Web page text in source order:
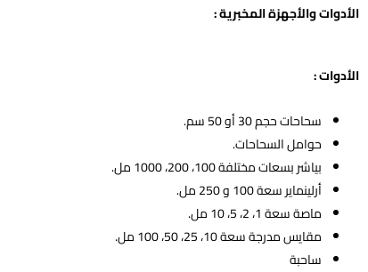
الأدوات والأجهزة المخبرية :
الأدوات :
سحاحات حجم 30 أو 50 سم.
حوامل السحاحات.
بياشر بسعات مختلفة 100، 200، 1000 مل.
أرلينماير سعة 100 و 250 مل.
ماصة سعة 1، 2، 5، 10 مل.
مقايس مدرجة سعة 10، 25، 50، 100 مل.
ساحبة